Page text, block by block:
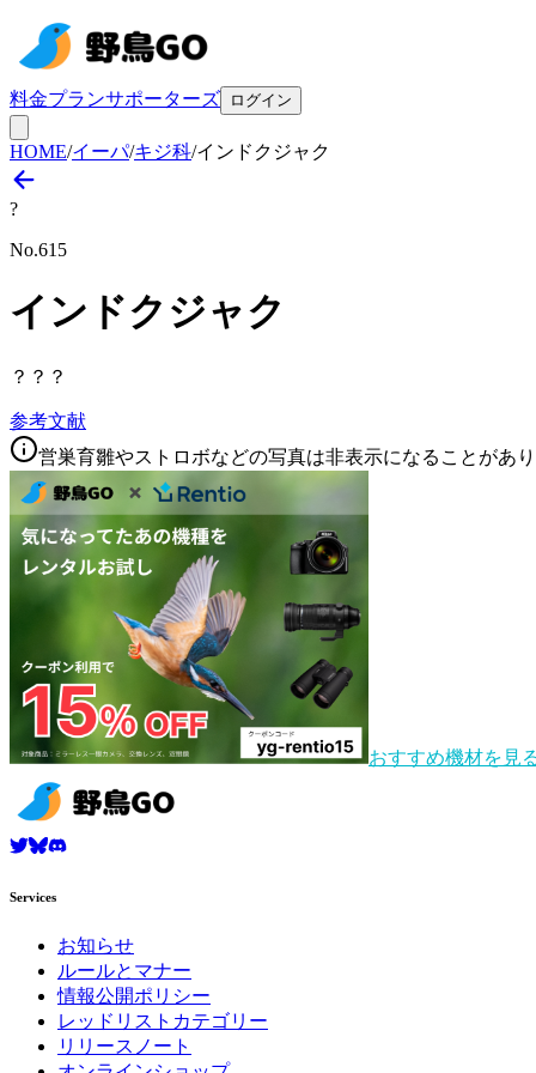
料金プランサポーターズ ログイン
HOME/イーパ/キジ科/インドクジャク
?
No.615
インドクジャク
？？？
参考文献
営巣育雛やストロボなどの写真は非表示になることがあ
おすすめ機材を見
Services
お知らせ
ルールとマナー
情報公開ポリシー
レッドリストカテゴリー
リリースノート